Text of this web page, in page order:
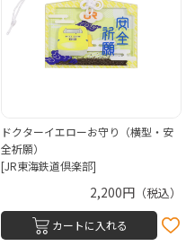
ドクターイエローお守り（横型・安
全祈願）
[JR東海鉄道倶楽部]
2,200円 （税込）
カートに入れる